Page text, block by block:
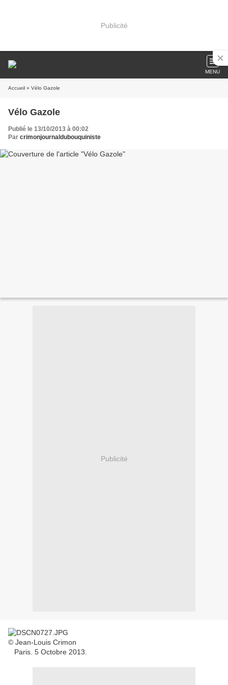
Publicité
MENU
Accueil » Vélo Gazole
Vélo Gazole
Publié le 13/10/2013 à 00:02
Par crimonjournaldubouquiniste
Publicité
© Jean-Louis Crimon
Paris. 5 Octobre 2013.